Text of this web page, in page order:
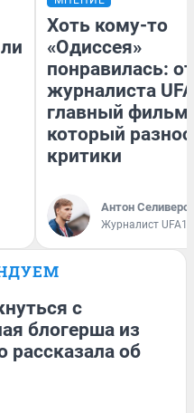
Хоть кому-то
«Одиссея»
понравилась:
журналиста
главный фильм
который
критики
Антон
Журналист
с
блогерша из
рассказала об